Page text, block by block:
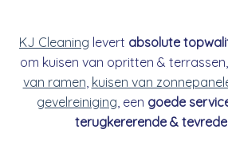
KJ Cleaning levert absolute
om kuisen van opritten &
van ramen kuisen van
gevelreiniging , een goede
terugkererende &